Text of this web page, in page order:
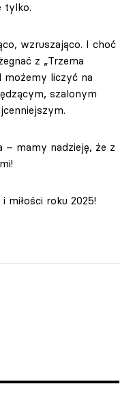
tylko.
wzruszająco. I choć
z „Trzema
możemy liczyć na
szalonym
– mamy nadzieję, że z
miłości roku 2025!